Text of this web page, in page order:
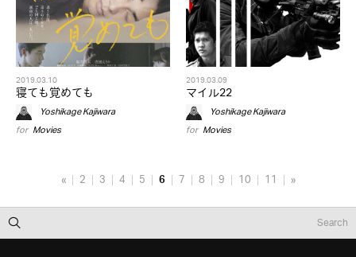
2019.03.10
寝ても覚めても
Yoshikage Kajiwara
for Movies
2019.03.09
マイル22
Yoshikage Kajiwara
for Movies
« 2 3 4 5 6 7 8 9 10 11 »